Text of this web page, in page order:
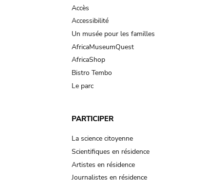
Accès
Accessibilité
Un musée pour les familles
AfricaMuseumQuest
AfricaShop
Bistro Tembo
Le parc
PARTICIPER
La science citoyenne
Scientifiques en résidence
Artistes en résidence
Journalistes en résidence